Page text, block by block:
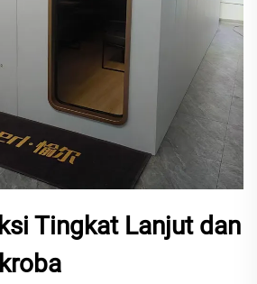
Tingkat Lanjut dan